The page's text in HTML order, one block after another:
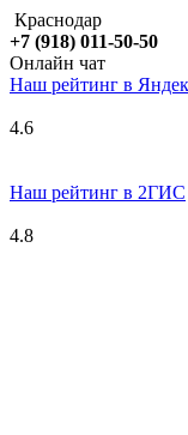
Краснодар
+7 (918) 011-50-50
Онлайн чат
Наш рейтинг в Я
4.6
Наш рейтинг в 2ГИС
4.8